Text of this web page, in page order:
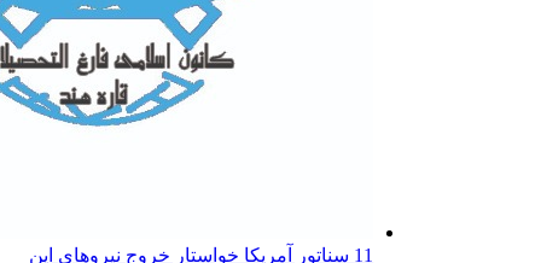
11 سناتور آمریکا خواستار خروج نیروهای این